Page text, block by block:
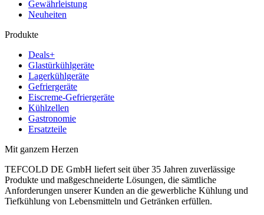
Gewährleistung
Neuheiten
Produkte
Deals+
Glastürkühlgeräte
Lagerkühlgeräte
Gefriergeräte
Eiscreme-Gefriergeräte
Kühlzellen
Gastronomie
Ersatzteile
Mit ganzem Herzen
TEFCOLD DE GmbH liefert seit über 35 Jahren zuverlässige
Produkte und maßgeschneiderte Lösungen, die sämtliche
Anforderungen unserer Kunden an die gewerbliche Kühlung und
Tiefkühlung von Lebensmitteln und Getränken erfüllen.